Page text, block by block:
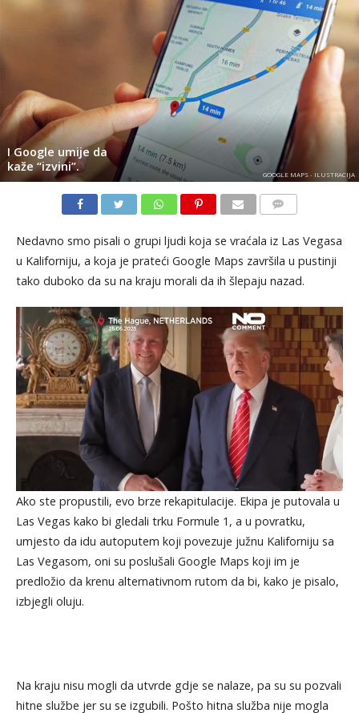
I Google umije da
kaže “izvini”.
GOOGLE MAPS - ILUSTRACIJA
Nedavno smo pisali o grupi ljudi koja se vraćala iz Las Vegasa
u Kaliforniju, a koja je prateći Google Maps završila u pustinji
tako duboko da su na kraju morali da ih šlepaju nazad.
Ako ste propustili, evo brze rekapitulacije. Ekipa je putovala u
Las Vegas kako bi gledali trku Formule 1, a u povratku,
umjesto da idu autoputem koji povezuje južnu Kaliforniju sa
Las Vegasom, oni su poslušali Google Maps koji im je
predložio da krenu alternativnom rutom da bi, kako je pisalo,
izbjegli oluju.
Na kraju nisu mogli da utvrde gdje se nalaze, pa su su pozvali
hitne službe jer su se izgubili. Pošto hitna služba nije mogla